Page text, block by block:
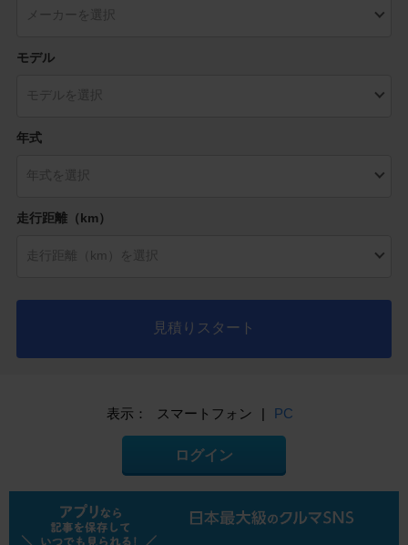
モデル
年式
走行距離（km）
見積りスタート
表示： スマートフォン | PC
ログイン